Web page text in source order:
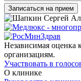
Записаться на прием
Независимая оценка
организациям.
Участвовать в
О клинике